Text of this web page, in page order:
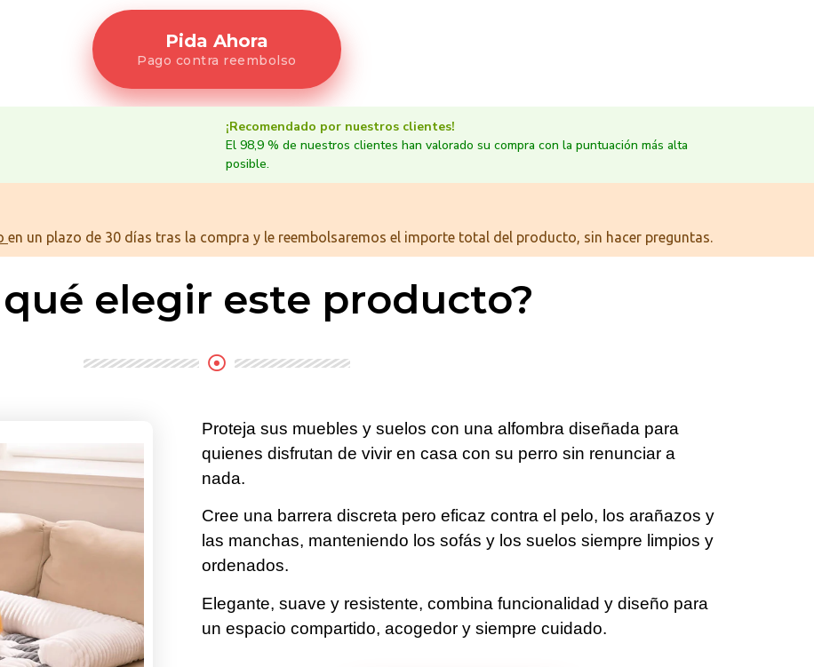
Pida Ahora
Pago contra reembolso
¡Recomendado por nuestros clientes!
El 98,9 % de nuestros clientes han valorado su compra con la puntuación más alta
posible.
en un plazo de 30 días tras la compra y le reembolsaremos el importe total del producto, sin hacer preguntas.
qué elegir este producto?
Proteja sus muebles y suelos con una alfombra diseñada para
quienes disfrutan de vivir en casa con su perro sin renunciar a
nada.
Cree una barrera discreta pero eficaz contra el pelo, los arañazos y
las manchas, manteniendo los sofás y los suelos siempre limpios y
ordenados.
Elegante, suave y resistente, combina funcionalidad y diseño para
un espacio compartido, acogedor y siempre cuidado.